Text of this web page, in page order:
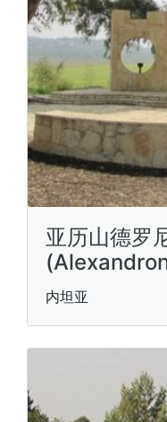
亚历山德罗
内坦亚